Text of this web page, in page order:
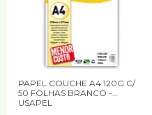
PAPEL COUCHE A4 120G C/
50 FOLHAS BRANCO -
USAPEL